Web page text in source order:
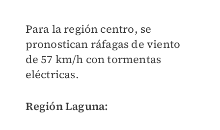
Para la región centro, se
pronostican ráfagas de viento
de 57 km/h con tormentas
eléctricas.
Región Laguna: